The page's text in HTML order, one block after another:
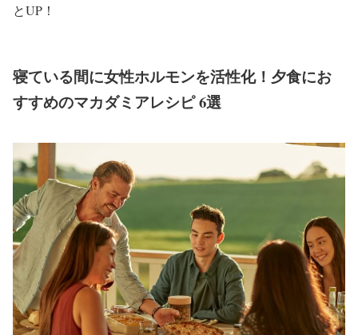
とUP！
寝ている間に女性ホルモンを活性化！夕食にお
すすめのマカダミアレシピ 6選